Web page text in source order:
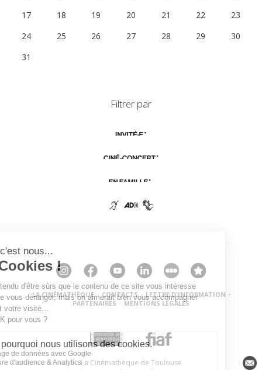
17
18 19 20 21 22
23
24
25 26 27 28 29
30
31
Filtrer par
LA CINÉMATHÈQUE · CONTACTS · LETTRE D'INFORMATION ·
PARTENAIRES · MENTIONS LÉGALES
La Cinémathèque de Toulouse